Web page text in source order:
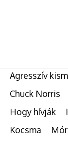
Agresszív
Chuck Norris
Hogy hívják
Kocsma